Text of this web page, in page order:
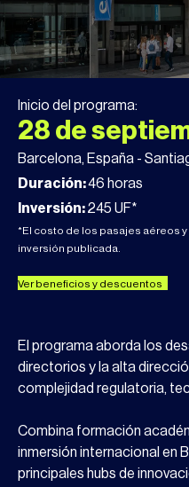
Inicio del programa:
28 de
Barcelona, España -
Duración:46 horas
Inversión:245 UF*
*El costo de los pasajes aéreos
inversión publicada.
Ver beneficios y descuentos
El programa aborda los
directorios y la alta
complejidad regulatoria,
Combina formación
inmersión internacional en
principales hubs de